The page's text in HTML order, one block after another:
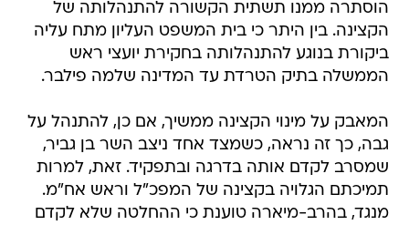
הוסתרה ממנו תשתית הקשורה להתנהלותה של
הקצינה. בין היתר כי בית המשפט העליון מתח עליה
ביקורת בנוגע להתנהלותה בחקירת יועצי ראש
הממשלה בתיק הטרדת עד המדינה שלמה פילבר.
המאבק על מינוי הקצינה ממשיך, אם כן, להתנהל על
גבה, כך זה נראה, כשמצד אחד ניצב השר בן גביר,
שמסרב לקדם אותה בדרגה ובתפקיד. זאת, למרות
תמיכתם הגלויה בקצינה של המפכ"ל וראש אח"מ.
מנגד, בהרב-מיארה טוענת כי ההחלטה שלא לקדם